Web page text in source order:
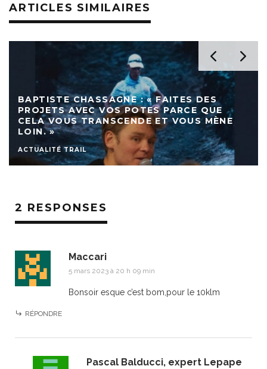
ARTICLES SIMILAIRES
BAPTISTE CHASSAGNE : « FAITES DES
PROJETS AVEC VOS POTES PARCE QUE
CELA VOUS TRANSCENDE ET VOUS MÈNE
LOIN. »
ACTUALITÉ TRAIL
2 RESPONSES
Maccari
5 mars 2023 à 20 h 09 min
Bonsoir esque c’est bom,pour le 10klm
RÉPONDRE
Pascal Balducci, expert Lepape